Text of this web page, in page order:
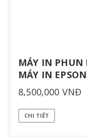
MÁY IN PHUN
MÁY IN
8,500,000 VNĐ
CHI TIẾT